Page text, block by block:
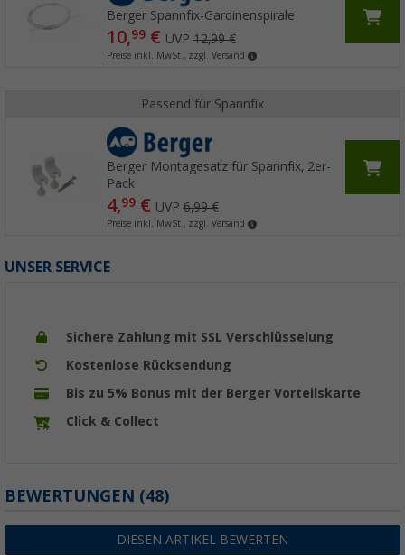
Berger Spannfix-Gardinenspirale
10,99€ UVP12,99 €
Preise inkl. MwSt., zzgl. Versand
Passend für Spannfix
Berger Montagesatz für Spannfix, 2er-
Pack
4,99€ UVP6,99 €
Preise inkl. MwSt., zzgl. Versand
UNSER SERVICE
Sichere Zahlung mit SSL Verschlüsselung
Kostenlose Rücksendung
Bis zu 5% Bonus mit der Berger Vorteilskarte
Click & Collect
BEWERTUNGEN (48)
DIESEN ARTIKEL BEWERTEN